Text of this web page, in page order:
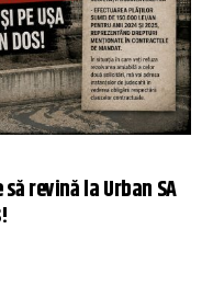
revină la Urban SA